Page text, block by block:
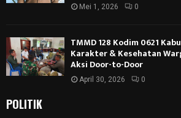
Mei 1, 2026 0
TMMD 128 Kodim 0621
Karakter & Kesehatan
Aksi Door-to-Door
April 30, 2026 0
POLITIK